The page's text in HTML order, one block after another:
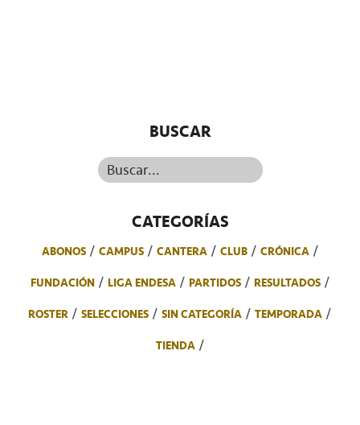
BUSCAR
Buscar...
CATEGORÍAS
ABONOS CAMPUS CANTERA CLUB
CRÓNICA
FUNDACIÓN
LIGA ENDESA PARTIDOS
RESULTADOS
ROSTER
SELECCIONES SIN CATEGORÍA
TEMPORADA
TIENDA